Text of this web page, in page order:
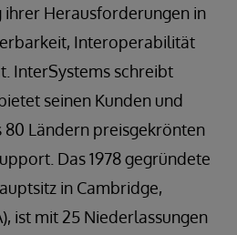
ihrer Herausforderungen in
Interoperabilität
InterSystems schreibt
seinen Kunden und
80 Ländern preisgekrönten
Das 1978 gegründete
in Cambridge,
ist mit 25 Niederlassungen